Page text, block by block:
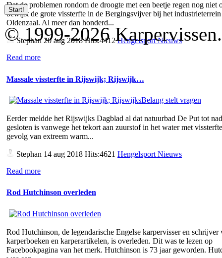
Dat de problemen rondom de droogte met een beetje regen nog niet
bewijst de grote vissterfte in de Bergingsvijver bij het
Oldenzaal. Al meer dan honderd...
Stephan20 aug 2018 Hits:4412Hengelsport Nieuws
Read more
Massale vissterfte in Rijswijk; Rijswijk…
Eerder meldde het Rijswijks Dagblad al dat natuurbad De Put tot
gesloten is vanwege het tekort aan zuurstof in het water met
gevolg van extreem warm...
Stephan 14 aug 2018 Hits:4621 Hengelsport Nieuws
Read more
Rod Hutchinson overleden
Rod Hutchinson, de legendarische Engelse karpervisser en schrijver
karperboeken en karperartikelen, is overleden. Dit was te lezen op
Facebookpagina van het merk. Hutchinson is 73 jaar geworden.
© 1999-2026